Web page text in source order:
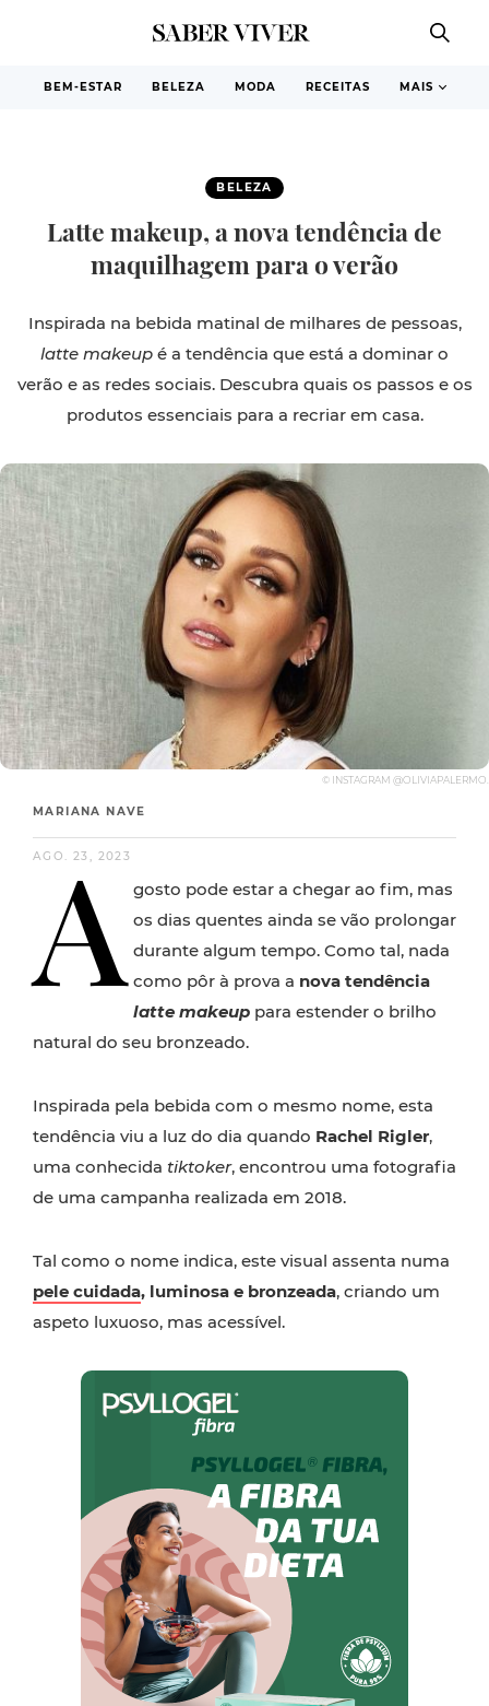
BEM-ESTAR BELEZA MODA RECEITAS MAIS
BELEZA
Latte makeup, a nova tendência de
maquilhagem para o verão
Inspirada na bebida matinal de milhares de pessoas,
latte makeup é a tendência que está a dominar o
verão e as redes sociais. Descubra quais os passos e os
produtos essenciais para a recriar em casa.
© INSTAGRAM @OLIVIAPALERMO.
MARIANA NAVE
AGO. 23, 2023
A gosto pode estar a chegar ao fim, mas
os dias quentes ainda se vão prolongar
durante algum tempo. Como tal, nada
como pôr à prova a nova tendência
latte makeup para estender o brilho
natural do seu bronzeado.
Inspirada pela bebida com o mesmo nome, esta
tendência viu a luz do dia quando Rachel Rigler,
uma conhecida tiktoker, encontrou uma fotografia
de uma campanha realizada em 2018.
Tal como o nome indica, este visual assenta numa
pele cuidada, luminosa e bronzeada, criando um
aspeto luxuoso, mas acessível.